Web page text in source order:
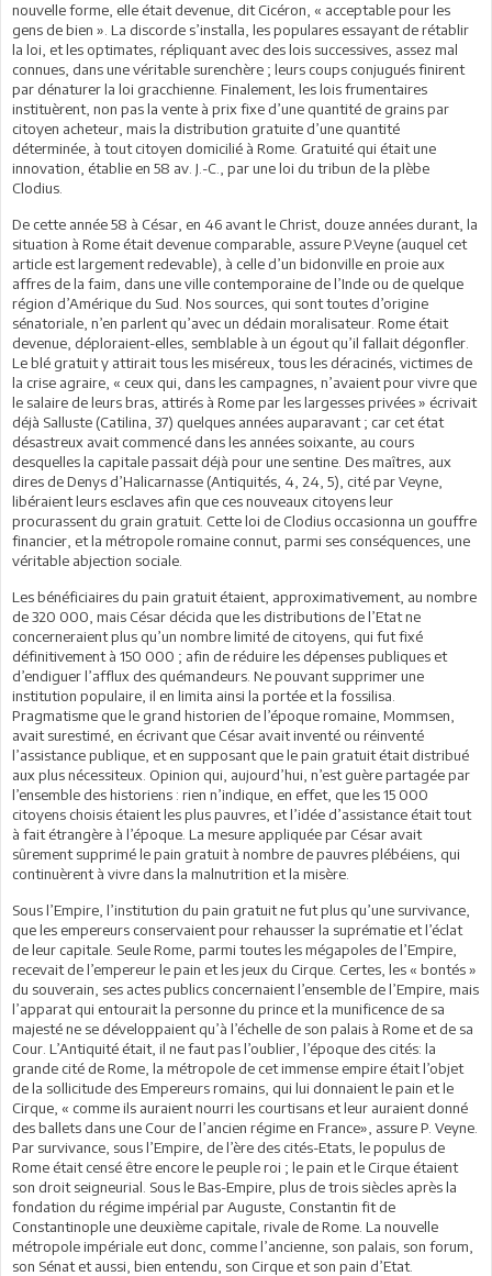
nouvelle forme, elle était devenue, dit Cicéron, « acceptable pour les
gens de bien ». La discorde s’installa, les populares essayant de rétablir
la loi, et les optimates, répliquant avec des lois successives, assez mal
connues, dans une véritable surenchère ; leurs coups conjugués finirent
par dénaturer la loi gracchienne. Finalement, les lois frumentaires
instituèrent, non pas la vente à prix fixe d’une quantité de grains par
citoyen acheteur, mais la distribution gratuite d’une quantité
déterminée, à tout citoyen domicilié à Rome. Gratuité qui était une
innovation, établie en 58 av. J.-C., par une loi du tribun de la plèbe
Clodius.
De cette année 58 à César, en 46 avant le Christ, douze années durant, la
situation à Rome était devenue comparable, assure P.Veyne (auquel cet
article est largement redevable), à celle d’un bidonville en proie aux
affres de la faim, dans une ville contemporaine de l’Inde ou de quelque
région d’Amérique du Sud. Nos sources, qui sont toutes d’origine
sénatoriale, n’en parlent qu’avec un dédain moralisateur. Rome était
devenue, déploraient-elles, semblable à un égout qu’il fallait dégonfler.
Le blé gratuit y attirait tous les miséreux, tous les déracinés, victimes de
la crise agraire, « ceux qui, dans les campagnes, n’avaient pour vivre que
le salaire de leurs bras, attirés à Rome par les largesses privées » écrivait
déjà Salluste (Catilina, 37) quelques années auparavant ; car cet état
désastreux avait commencé dans les années soixante, au cours
desquelles la capitale passait déjà pour une sentine. Des maîtres, aux
dires de Denys d’Halicarnasse (Antiquités, 4, 24, 5), cité par Veyne,
libéraient leurs esclaves afin que ces nouveaux citoyens leur
procurassent du grain gratuit. Cette loi de Clodius occasionna un gouffre
financier, et la métropole romaine connut, parmi ses conséquences, une
véritable abjection sociale.
Les bénéficiaires du pain gratuit étaient, approximativement, au nombre
de 320 000, mais César décida que les distributions de l’Etat ne
concerneraient plus qu’un nombre limité de citoyens, qui fut fixé
définitivement à 150 000 ; afin de réduire les dépenses publiques et
d’endiguer l’afflux des quémandeurs. Ne pouvant supprimer une
institution populaire, il en limita ainsi la portée et la fossilisa.
Pragmatisme que le grand historien de l’époque romaine, Mommsen,
avait surestimé, en écrivant que César avait inventé ou réinventé
l’assistance publique, et en supposant que le pain gratuit était distribué
aux plus nécessiteux. Opinion qui, aujourd’hui, n’est guère partagée par
l’ensemble des historiens : rien n’indique, en effet, que les 15 000
citoyens choisis étaient les plus pauvres, et l’idée d’assistance était tout
à fait étrangère à l’époque. La mesure appliquée par César avait
sûrement supprimé le pain gratuit à nombre de pauvres plébéiens, qui
continuèrent à vivre dans la malnutrition et la misère.
Sous l’Empire, l’institution du pain gratuit ne fut plus qu’une survivance,
que les empereurs conservaient pour rehausser la suprématie et l’éclat
de leur capitale. Seule Rome, parmi toutes les mégapoles de l’Empire,
recevait de l’empereur le pain et les jeux du Cirque. Certes, les « bontés »
du souverain, ses actes publics concernaient l’ensemble de l’Empire, mais
l’apparat qui entourait la personne du prince et la munificence de sa
majesté ne se développaient qu’à l’échelle de son palais à Rome et de sa
Cour. L’Antiquité était, il ne faut pas l’oublier, l’époque des cités: la
grande cité de Rome, la métropole de cet immense empire était l’objet
de la sollicitude des Empereurs romains, qui lui donnaient le pain et le
Cirque, « comme ils auraient nourri les courtisans et leur auraient donné
des ballets dans une Cour de l’ancien régime en France», assure P. Veyne.
Par survivance, sous l’Empire, de l’ère des cités-Etats, le populus de
Rome était censé être encore le peuple roi ; le pain et le Cirque étaient
son droit seigneurial. Sous le Bas-Empire, plus de trois siècles après la
fondation du régime impérial par Auguste, Constantin fit de
Constantinople une deuxième capitale, rivale de Rome. La nouvelle
métropole impériale eut donc, comme l’ancienne, son palais, son forum,
son Sénat et aussi, bien entendu, son Cirque et son pain d’Etat.